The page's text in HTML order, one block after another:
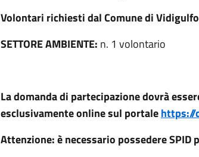
Volontari richiesti dal Comune di
SETTORE AMBIENTE: n. 1 volontario
La domanda di partecipazione dovrà
esclusivamente online sul portalehttps://
Attenzione: è necessario possedere SPID